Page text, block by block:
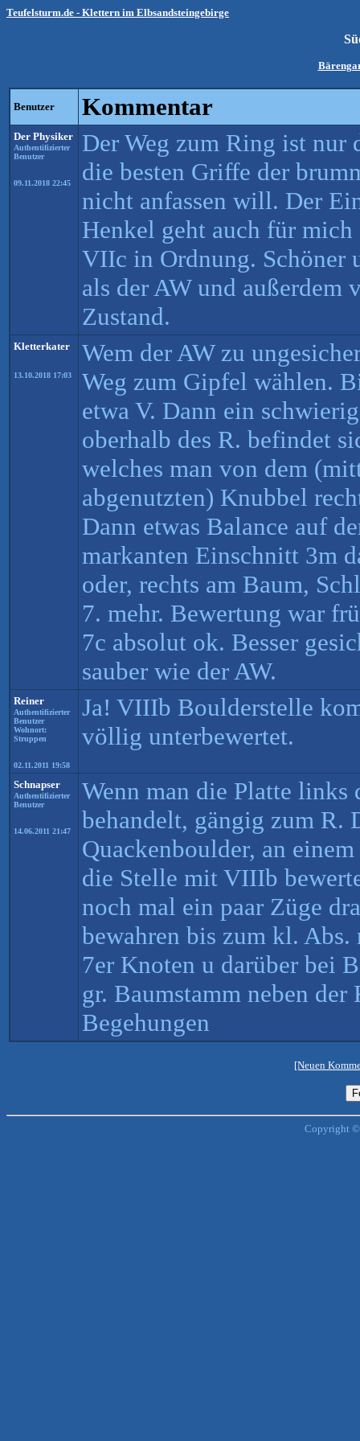
Teufelsturm.de - Klettern im Elbsandsteingebirge
Benutzer Kommentar
Der Physiker
Authentifizierter
Benutzer
09.11.2018 22:45
Der Weg zum Ring ist nur
die besten Griffe der
nicht anfassen will. Der
Henkel geht auch für
VIIc in Ordnung. Schöner
als der AW und
Zustand.
Kletterkater
13.10.2018 17:03
Wem der AW zu
Weg zum Gipfel wählen.
etwa V. Dann ein
oberhalb des R. befindet
welches man von dem
abgenutzten) Knubbel
Dann etwas Balance auf
markanten Einschnitt 3m
oder, rechts am Baum,
7. mehr. Bewertung war
7c absolut ok. Besser
sauber wie der AW.
Reiner
Authentifizierter
Benutzer
Wohnort:
Struppen
02.11.2011 19:58
Ja! VIIIb Boulderstelle
völlig unterbewertet.
Schnapser
Authentifizierter
Benutzer
14.06.2011 21:47
Wenn man die Platte
behandelt, gängig zum R.
Quackenboulder, an
die Stelle mit VIIIb
noch mal ein paar Züge
bewahren bis zum kl.
7er Knoten u darüber bei
gr. Baumstamm neben
Begehungen
[Neuen
Copyright ©